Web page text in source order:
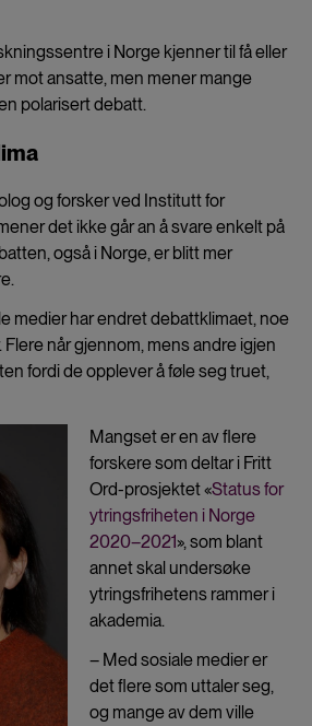
i Norge kjenner til få eller
mot ansatte, men mener mange
polarisert debatt.
og forsker ved Institutt for
det ikke går an å svare enkelt på
også i Norge, er blitt mer
medier har endret debattklimaet, noe
når gjennom, mens andre igjen
fordi de opplever å føle seg truet,
Mangset er en av flere
forskere som deltar i Fritt
Ord-prosjektet «Status for
ytringsfriheten i Norge
2020–2021», som blant
annet skal undersøke
ytringsfrihetens rammer i
akademia.
– Med sosiale medier er
det flere som uttaler seg,
og mange av dem ville